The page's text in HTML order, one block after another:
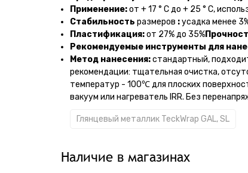
Применение:от + 17 ° С до + 25 ° С,
Стабильность размеров :усадка менее
Пластификация:от 27% до 35%
Рекомендуемые инструменты для
Метод нанесения:стандартный,
рекомендации: тщательная очистка,
температур - 100℃ для плоских
вакуум или нагреватель IRR. Без
Глянцевый металлик TeckWrap GAL, SL
Наличие в магазинах